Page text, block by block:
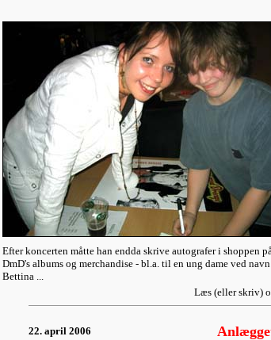
Efter koncerten måtte han endda skrive autografer i shoppen
DmD's albums og merchandise - bl.a. til en ung dame ved navn
Bettina ...
Læs (eller skriv)
22. april 2006